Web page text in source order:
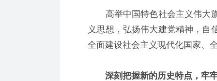
高举中国特色社会主义伟大旗
义思想，弘扬伟大建党精神，自
全面建设社会主义现代化国家、
深刻把握新的历史特点，牢